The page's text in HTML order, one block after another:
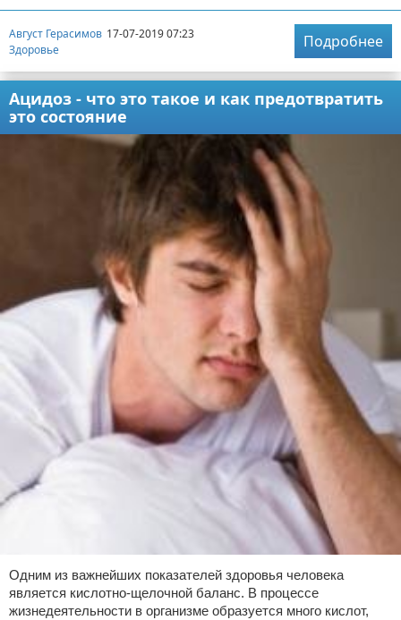
Август Герасимов 17-07-2019 07:23
Здоровье
Подробнее
Ацидоз - что это такое и как предотвратить
это состояние
Одним из важнейших показателей здоровья человека
является кислотно-щелочной баланс. В процессе
жизнедеятельности в организме образуется много кислот,